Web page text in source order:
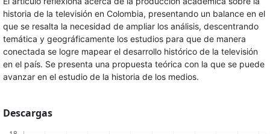
historia de la televisión en Colombia, presentando un balance en el
que se resalta la necesidad de ampliar los análisis, descentrando
temática y geográficamente los estudios para que de manera
conectada se logre mapear el desarrollo histórico de la televisión
en el país. Se presenta una propuesta teórica con la que se puede
avanzar en el estudio de la historia de los medios.
Descargas